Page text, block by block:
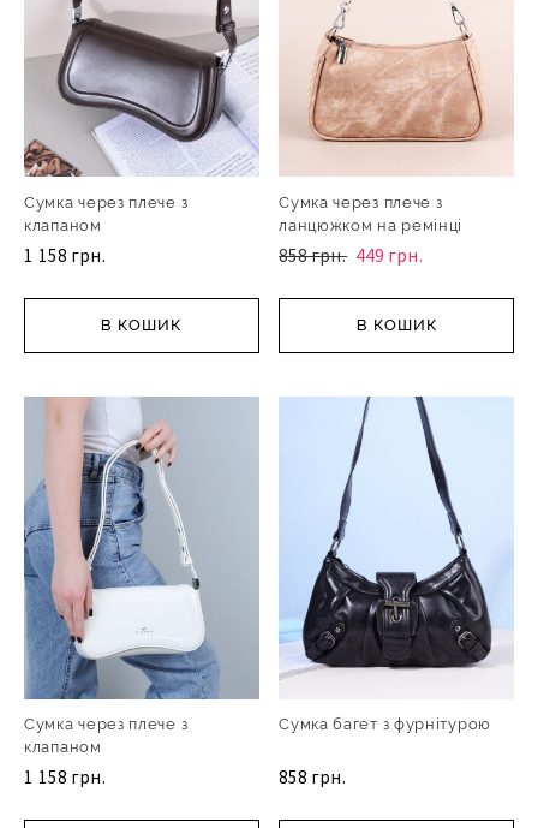
Сумка через плече з
клапаном
1 158 грн.
В КОШИК
Сумка через плече з
ланцюжком на ремінці
858 грн. 449 грн.
В КОШИК
Сумка через плече з
клапаном
1 158 грн.
Сумка багет з фурнітурою
858 грн.